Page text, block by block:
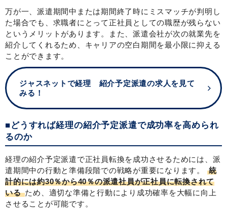
万が一、派遣期間中または期間終了時にミスマッチが判明し
た場合でも、求職者にとって正社員としての職歴が残らない
というメリットがあります。また、派遣会社が次の就業先を
紹介してくれるため、キャリアの空白期間を最小限に抑える
ことができます。
ジャスネットで経理 紹介予定派遣の求人を見て
みる！
■どうすれば経理の紹介予定派遣で成功率を高められ
るのか
経理の紹介予定派遣で正社員転換を成功させるためには、派
遣期間中の行動と準備段階での戦略が重要になります。
統
計的には約30％から40％の派遣社員が正社員に転換されて
いる ため、適切な準備と行動により成功確率を大幅に向上
させることが可能です。